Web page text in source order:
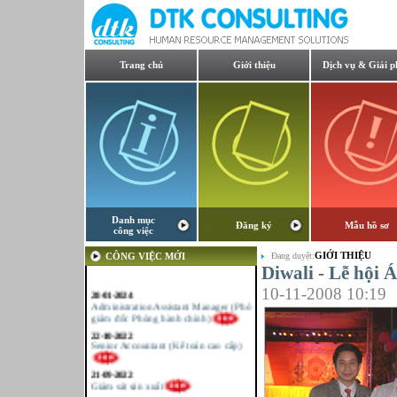
Trang chủ Giới thiệu Dịch vụ & Giải
Danh mục
công việc
Đăng ký Mẫu hồ sơ
CÔNG VIỆC MỚI
Administration Assistant Manager (Phó
giám đốc Phòng hành chính)
22-10-2022
Senior Accountant (Kế toán cao cấp)
21-09-2022
Giám sát sản xuất
21-09-2022
Đang duyệt:GIỚI THIỆU
Diwali - Lễ hội
10-11-2008 10:19